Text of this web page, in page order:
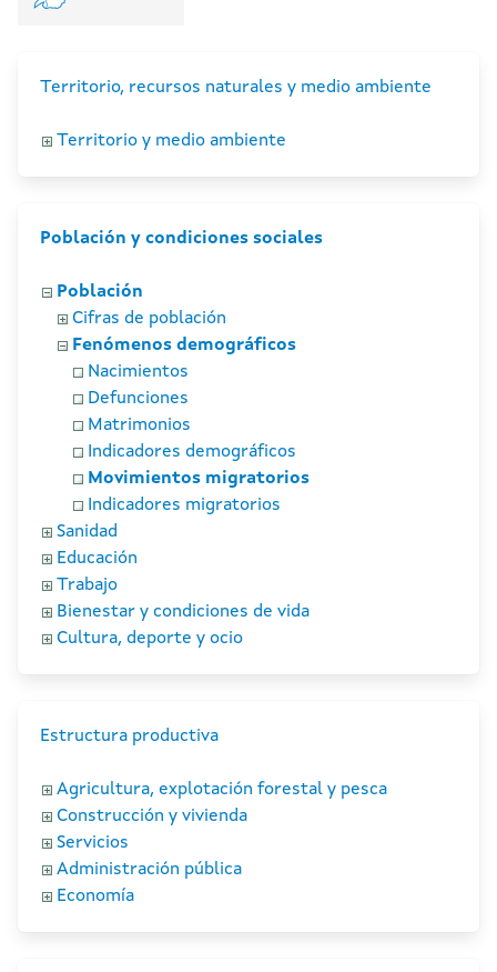
Territorio, recursos naturales y medio ambiente
Territorio y medio ambiente
Población y condiciones sociales
Población
Cifras de población
Fenómenos demográficos
Nacimientos
Defunciones
Matrimonios
Indicadores demográficos
Movimientos migratorios
Indicadores migratorios
Sanidad
Educación
Trabajo
Bienestar y condiciones de vida
Cultura, deporte y ocio
Estructura productiva
Agricultura, explotación forestal y pesca
Construcción y vivienda
Servicios
Administración pública
Economía